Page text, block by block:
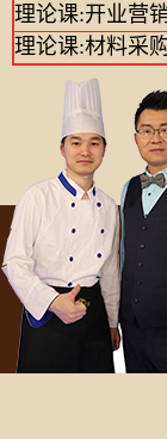
理论课:开业营
理论课:材料采